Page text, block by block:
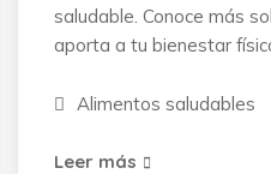
saludable. Conoce más
aporta a tu bienestar
Alimentos saludables
Leer más